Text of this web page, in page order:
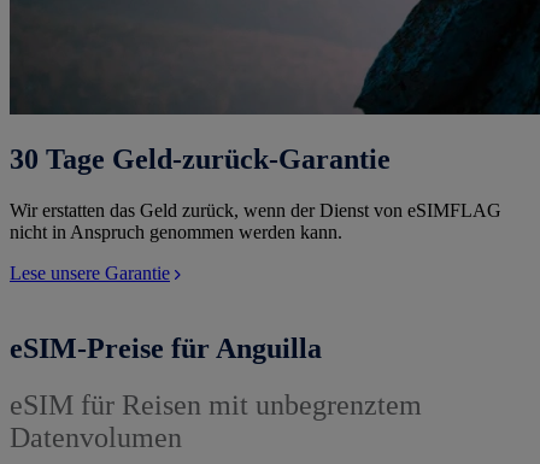
30 Tage Geld-zurück-Garantie
Wir erstatten das Geld zurück, wenn der Dienst von eSIMFLAG
nicht in Anspruch genommen werden kann.
Lese unsere Garantie
eSIM-Preise für Anguilla
eSIM für Reisen mit unbegrenztem
Datenvolumen